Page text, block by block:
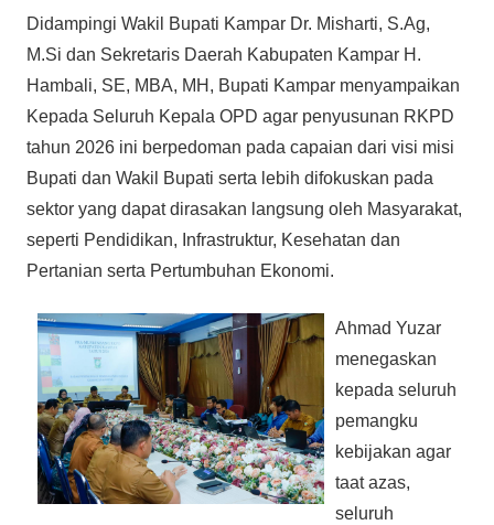
Didampingi Wakil Bupati Kampar Dr. Misharti, S.Ag,
M.Si dan Sekretaris Daerah Kabupaten Kampar H.
Hambali, SE, MBA, MH, Bupati Kampar menyampaikan
Kepada Seluruh Kepala OPD agar penyusunan RKPD
tahun 2026 ini berpedoman pada capaian dari visi misi
Bupati dan Wakil Bupati serta lebih difokuskan pada
sektor yang dapat dirasakan langsung oleh Masyarakat,
seperti Pendidikan, Infrastruktur, Kesehatan dan
Pertanian serta Pertumbuhan Ekonomi.
Ahmad Yuzar
menegaskan
kepada seluruh
pemangku
kebijakan agar
taat azas,
seluruh